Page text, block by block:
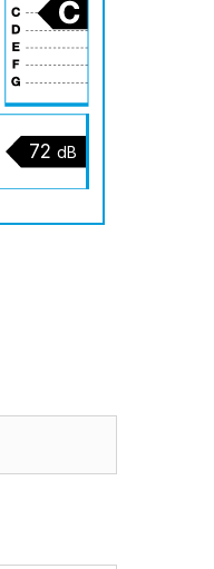
72 dB